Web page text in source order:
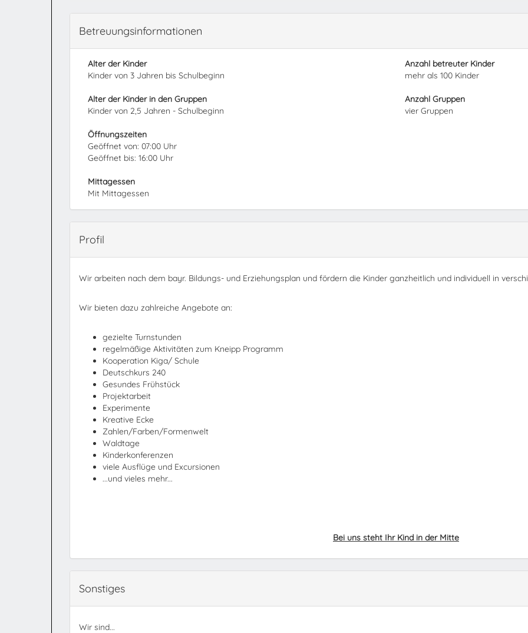
Betreuungsinformationen
Alter der Kinder
Kinder von 3 Jahren bis Schulbeginn
Alter der Kinder in den Gruppen
Kinder von 2,5 Jahren - Schulbeginn
Anzahl betreuter Kinder
mehr als 100 Kinder
Anzahl Gruppen
vier Gruppen
Öffnungszeiten
Geöffnet von: 07:00 Uhr
Geöffnet bis: 16:00 Uhr
Mittagessen
Mit Mittagessen
Profil
Wir arbeiten nach dem bayr. Bildungs- und Erziehungsplan und fördern die Kinder ganzheitlich und individuell in
Wir bieten dazu zahlreiche Angebote an:
gezielte Turnstunden
regelmäßige Aktivitäten zum Kneipp Programm
Kooperation Kiga/ Schule
Deutschkurs 240
Gesundes Frühstück
Projektarbeit
Experimente
Kreative Ecke
Zahlen/Farben/Formenwelt
Waldtage
Kinderkonferenzen
viele Ausflüge und Excursionen
...und vieles mehr...
Bei uns steht Ihr Kind in der Mitte
Sonstiges
Wir sind...